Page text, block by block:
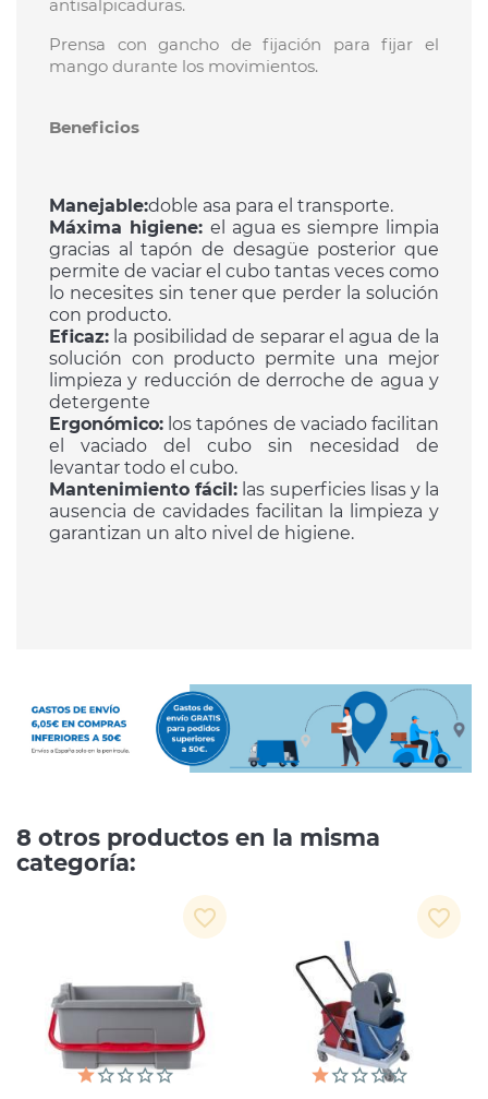
antisalpicaduras.
Prensa con gancho de fijación para fijar el
mango durante los movimientos.
Beneficios
Manejable:doble asa para el transporte.
Máxima higiene: el agua es siempre limpia
gracias al tapón de desagüe posterior que
permite de vaciar el cubo tantas veces como
lo necesites sin tener que perder la solución
con producto.
Eficaz: la posibilidad de separar el agua de la
solución con producto permite una mejor
limpieza y reducción de derroche de agua y
detergente
Ergonómico: los tapónes de vaciado facilitan
el vaciado del cubo sin necesidad de
levantar todo el cubo.
Mantenimiento fácil: las superficies lisas y la
ausencia de cavidades facilitan la limpieza y
garantizan un alto nivel de higiene.
8 otros productos en la misma
categoría:
favorite_border favorite_border